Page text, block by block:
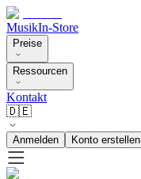
MusikIn-Store
Preise
Ressourcen
Kontakt
🇩🇪
Anmelden Konto erstellen